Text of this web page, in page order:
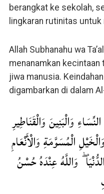
berangkat ke sekolah,
lingkaran rutinitas
Allah Subhanahu wa
menanamkan
jiwa manusia.
digambarkan di dalam
وَالْبَنِينَ وَالْقَنَاطِيرِ
الْمُسَوَّمَةِ وَالْأَنْعَامِ
وَاللَّهُ عِنْدَهُ حُسْنُ